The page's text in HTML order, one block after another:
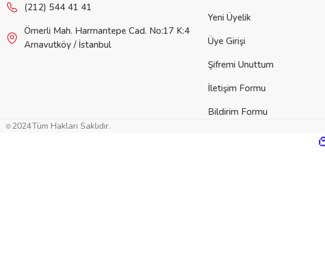
(212) 544 41 41
Ömerli Mah. Harmantepe Cad. No:17 K:4
Arnavutköy / İstanbul
Yeni Üyelik
Üye Girişi
Şifremi Unuttum
İletişim Formu
Bildirim Formu
2024Tüm Hakları Saklıdır.